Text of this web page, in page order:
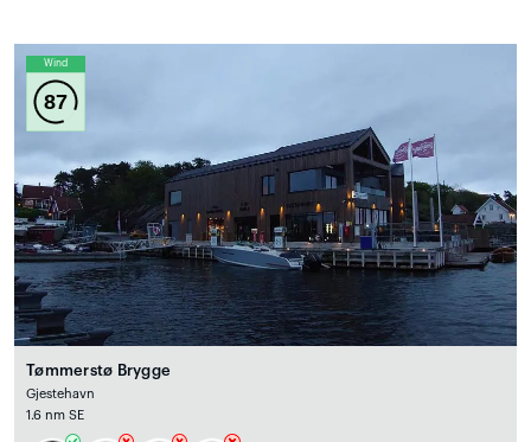
Wind
87
Tømmerstø Brygge
Gjestehavn
1.6 nm SE